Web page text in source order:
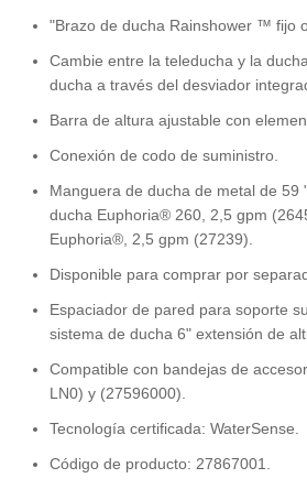
"Brazo de ducha Rainshower ™ fijo
Cambie entre la teleducha y la
ducha a través del desviador
Barra de altura ajustable con
Conexión de codo de suministro.
Manguera de ducha de metal de 59
ducha Euphoria® 260, 2,5 gpm
Euphoria®, 2,5 gpm (27239).
Disponible para comprar por
Espaciador de pared para soporte
sistema de ducha 6" extensión de
Compatible con bandejas de
LN0) y (27596000).
Tecnología certificada: WaterSense.
Código de producto: 27867001.